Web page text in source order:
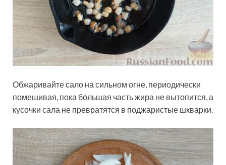
Обжаривайте сало на сильном огне, периодически
помешивая, пока бо́льшая часть жира не вытопится, а
кусочки сала не превратятся в поджаристые шкварки.